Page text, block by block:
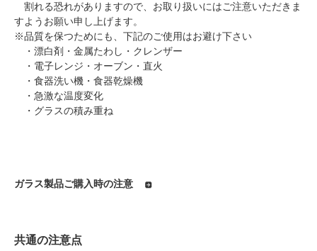
割れる恐れがありますので、お取り扱いにはご注意いただきま
すようお願い申し上げます。
※品質を保つためにも、下記のご使用はお避け下さい
・漂白剤・金属たわし・クレンザー
・電子レンジ・オーブン・直火
・食器洗い機・食器乾燥機
・急激な温度変化
・グラスの積み重ね
ガラス製品ご購入時の注意
共通の注意点